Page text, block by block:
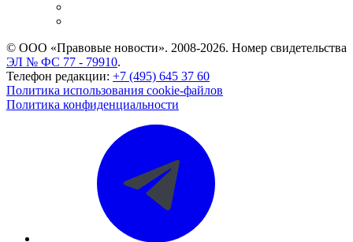
© ООО «Правовые новости». 2008-2026. Номер свидетельства
ЭЛ № ФС 77 - 79910.
Телефон редакции: +7 (495) 645 37 60
Политика использования cookie-файлов
Политика конфиденциальности